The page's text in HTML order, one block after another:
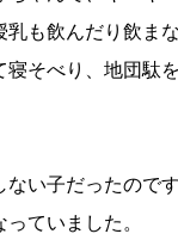
も飲んだり飲ま
そべり、地団駄
い子だったので
ていました。